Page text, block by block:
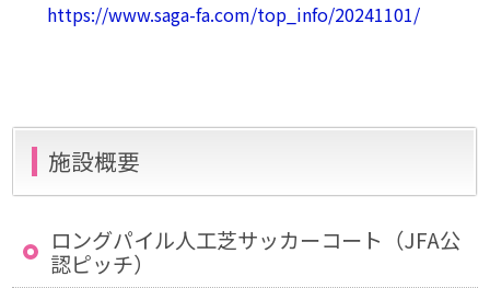
https://www.saga-fa.com/top_info/20241101/
施設概要
ロングパイル人工芝サッカーコート（JFA公
認ピッチ）